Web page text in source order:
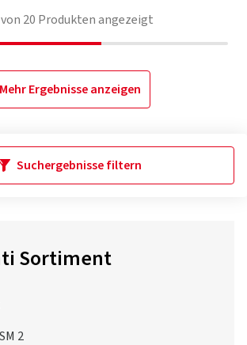
von 20 Produkten angezeigt
Mehr Ergebnisse anzeigen
Suchergebnisse filtern
Sortiment
2